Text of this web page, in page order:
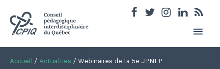
Accueil / Actualités / Webinaires de la 5e JPNFP